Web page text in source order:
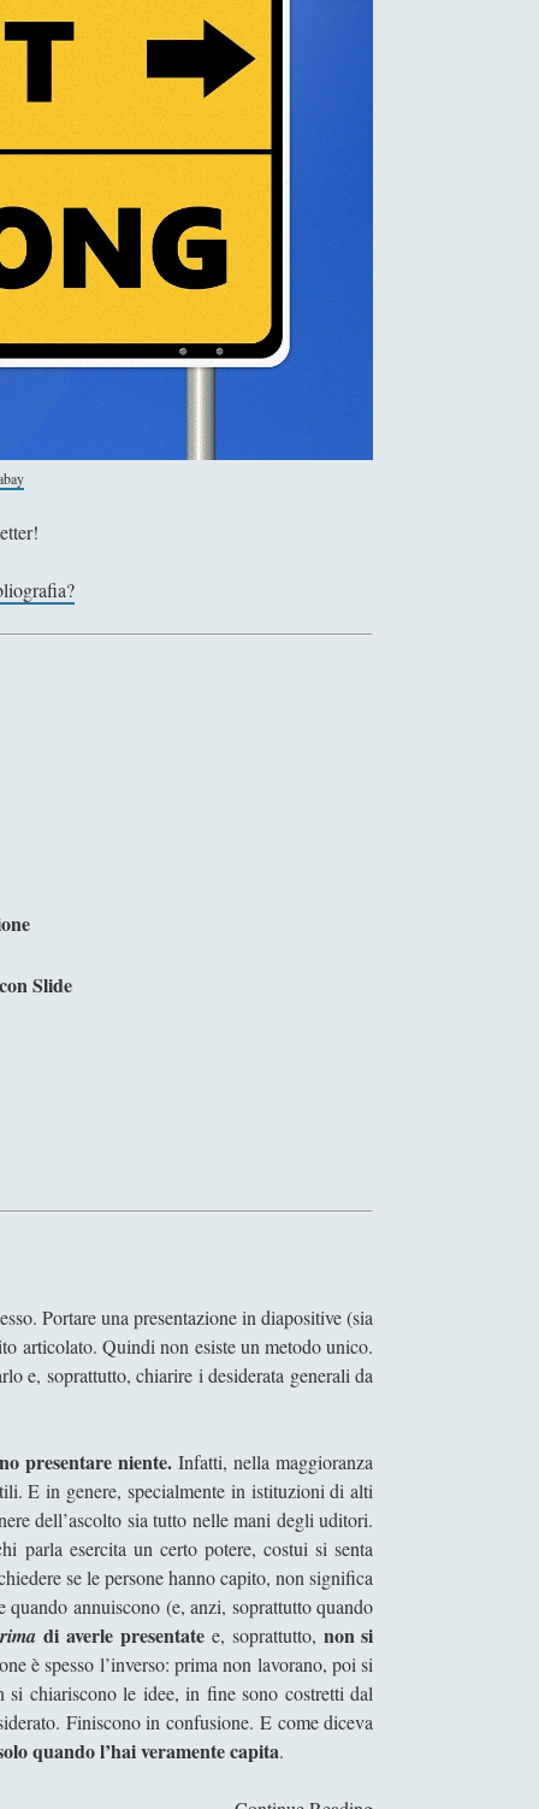
Slide
Portare una presentazione in diapositive (sia
articolato. Quindi non esiste un metodo unico.
e, soprattutto, chiarire i desiderata generali da
presentare niente.Infatti, nella maggioranza
E in genere, specialmente in istituzioni di alti
dell’ascolto sia tutto nelle mani degli uditori.
parla esercita un certo potere, costui si senta
se le persone hanno capito, non significa
quando annuiscono (e, anzi, soprattutto quando
di averle presentate e, soprattutto, non si
è spesso l’inverso: prima non lavorano, poi si
chiariscono le idee, in fine sono costretti dal
Finiscono in confusione. E come diceva
quando l’hai veramente capita.